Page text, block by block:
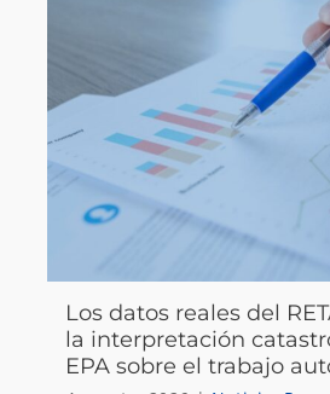
Los datos reales del
la interpretación
EPA sobre el trabajo